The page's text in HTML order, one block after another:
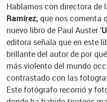
Hablamos con directora de
Ramírez,que nos comenta
nuevo libro de Paul Auster '
editora señala que en este
brillante del autor de por
más violento del mundo
contrastado con las
Este fotógrafo recorrió y